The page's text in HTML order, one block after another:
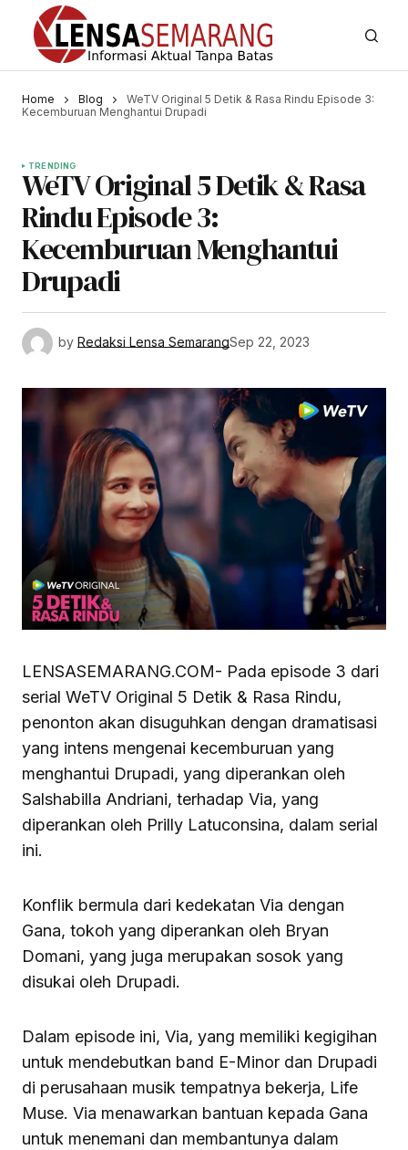
Home Blog
WeTV Original 5 Detik & Rasa Rindu Episode 3:
Kecemburuan Menghantui Drupadi
TRENDING
WeTV Original 5 Detik & Rasa
Rindu Episode 3:
Kecemburuan Menghantui
Drupadi
by Redaksi Lensa SemarangSep 22, 2023
LENSASEMARANG.COM- Pada episode 3 dari
serial WeTV Original 5 Detik & Rasa Rindu,
penonton akan disuguhkan dengan dramatisasi
yang intens mengenai kecemburuan yang
menghantui Drupadi, yang diperankan oleh
Salshabilla Andriani, terhadap Via, yang
diperankan oleh Prilly Latuconsina, dalam serial
ini.
Konflik bermula dari kedekatan Via dengan
Gana, tokoh yang diperankan oleh Bryan
Domani, yang juga merupakan sosok yang
disukai oleh Drupadi.
Dalam episode ini, Via, yang memiliki kegigihan
untuk mendebutkan band E-Minor dan Drupadi
di perusahaan musik tempatnya bekerja, Life
Muse. Via menawarkan bantuan kepada Gana
untuk menemani dan membantunya dalam